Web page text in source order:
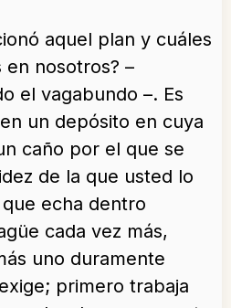
aquel plan y cuáles
nosotros? –
el vagabundo –. Es
un depósito en cuya
caño por el que se
de la que usted lo
echa dentro
cada vez más,
uno duramente
primero trabaja